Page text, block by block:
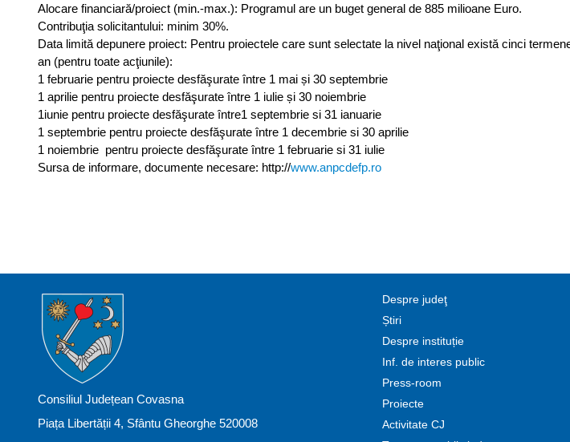
Alocare financiară/proiect (min.-max.): Programul are un buget general de 885 milioane Euro.
Contribuţia solicitantului: minim 30%.
Data limită depunere proiect: Pentru proiectele care sunt selectate la nivel naţional există cinci
an (pentru toate acţiunile):
1 februarie pentru proiecte desfăşurate între 1 mai și 30 septembrie
1 aprilie pentru proiecte desfăşurate între 1 iulie și 30 noiembrie
1iunie pentru proiecte desfăşurate între1 septembrie si 31 ianuarie
1 septembrie pentru proiecte desfăşurate între 1 decembrie si 30 aprilie
1 noiembrie pentru proiecte desfăşurate între 1 februarie si 31 iulie
Sursa de informare, documente necesare: http://www.anpcdefp.ro
Consiliul Județean Covasna
Piața Libertății 4, Sfântu Gheorghe 520008
Despre judeţ
Știri
Despre instituție
Inf. de interes public
Press-room
Proiecte
Activitate CJ